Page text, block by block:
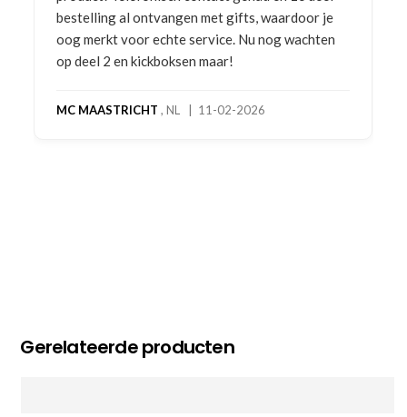
bestelling al ontvangen met gifts, waardoor je
oog merkt voor echte service. Nu nog wachten
op deel 2 en kickboksen maar!
MC MAASTRICHT , NL | 11-02-2026
Gerelateerde producten